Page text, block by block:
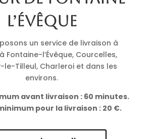
l’Évêque
un service de livraison à
Fontaine-l’Évêque, Courcelles,
le-Tilleul, Charleroi et dans les
environs.
avant livraison : 60 minutes.
pour la livraison : 20 €.